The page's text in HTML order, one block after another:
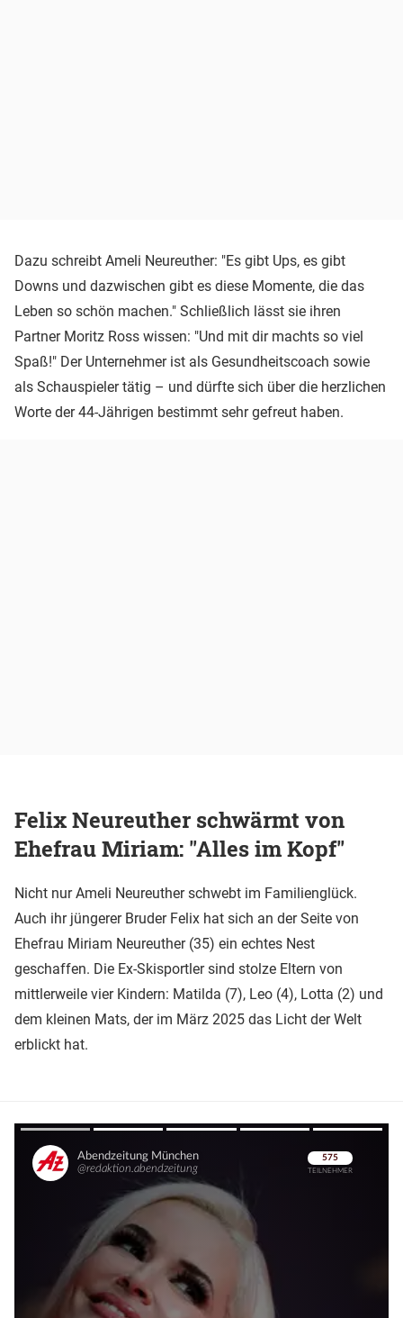
Dazu schreibt Ameli Neureuther: "Es gibt Ups, es gibt
Downs und dazwischen gibt es diese Momente, die das
Leben so schön machen." Schließlich lässt sie ihren
Partner Moritz Ross wissen: "Und mit dir machts so viel
Spaß!" Der Unternehmer ist als Gesundheitscoach sowie
als Schauspieler tätig – und dürfte sich über die herzlichen
Worte der 44-Jährigen bestimmt sehr gefreut haben.
Felix Neureuther schwärmt von
Ehefrau Miriam: "Alles im Kopf"
Nicht nur Ameli Neureuther schwebt im Familienglück.
Auch ihr jüngerer Bruder Felix hat sich an der Seite von
Ehefrau Miriam Neureuther (35) ein echtes Nest
geschaffen. Die Ex-Skisportler sind stolze Eltern von
mittlerweile vier Kindern: Matilda (7), Leo (4), Lotta (2) und
dem kleinen Mats, der im März 2025 das Licht der Welt
erblickt hat.
Überspringen